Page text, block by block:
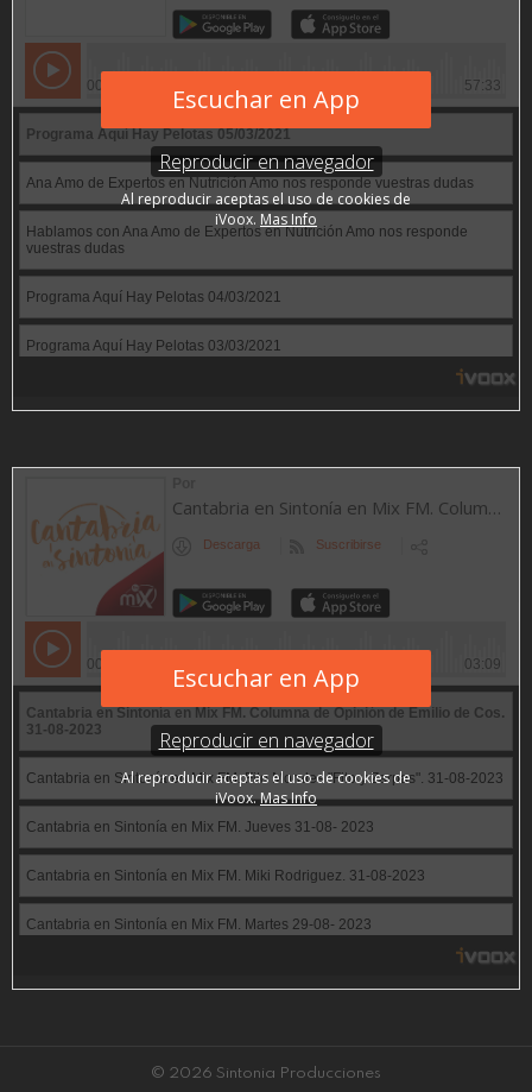
© 2026 Sintonia Producciones